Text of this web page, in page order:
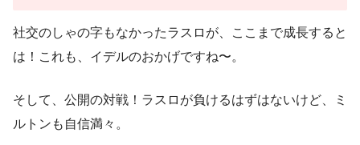
社交のしゃの字もなかったラスロが、ここまで成長すると
は！これも、イデルのおかげですね〜。
そして、公開の対戦！ラスロが負けるはずはないけど、ミ
ルトンも自信満々。